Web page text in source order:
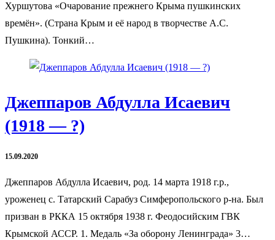
Хуршутова «Очарование прежнего Крыма пушкинских
времён». (Страна Крым и её народ в творчестве А.С.
Пушкина). Тонкий…
Джеппаров Абдулла Исаевич
(1918 — ?)
15.09.2020
Джеппаров Абдулла Исаевич, род. 14 марта 1918 г.р.,
уроженец с. Татарский Сарабуз Симферопольского р-на. Был
призван в РККА 15 октября 1938 г. Феодосийским ГВК
Крымской АССР. 1. Медаль «За оборону Ленинграда» 3…